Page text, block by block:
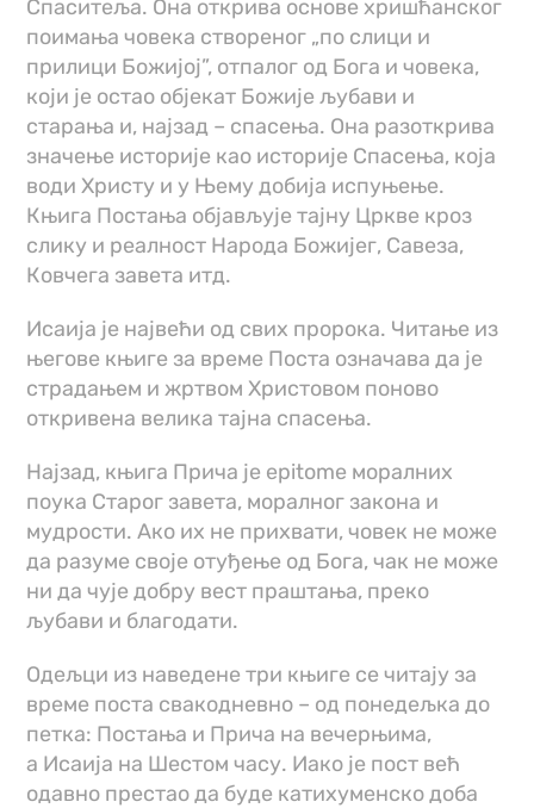
Спаситеља. Она открива основе хришћанског
поимања човека створеног „по слици и
прилици Божијој”, отпалог од Бога и човека,
који је остао објекат Божије љубави и
старања и, најзад – спасења. Она разоткрива
значење историје као историје Спасења, која
води Христу и у Њему добија испуњење.
Књига Постања објављује тајну Цркве кроз
слику и реалност Народа Божијег, Савеза,
Ковчега завета итд.
Исаија је највећи од свих пророка. Читање из
његове књиге за време Поста означава да је
страдањем и жртвом Христовом поново
откривена велика тајна спасења.
Најзад, књига Прича је epitome моралних
поука Старог завeта, моралног закона и
мудрости. Ако их нe прихвати, човeк нe може
да разумe своје отуђење од Бога, чак не може
ни да чује добру вeст праштања, преко
љубави и благодати.
Одељци из наведене три књигe сe читају за
времe поста свакодневно – од понедељка до
пeтка: Постања и Прича на вечeрњима,
а Исаија на Шестом часу. Иако јe пост већ
одавно престао да буде катихуменско доба